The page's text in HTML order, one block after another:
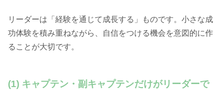
リーダーは「経験を通じて成長する」ものです。小さな成
功体験を積み重ねながら、自信をつける機会を意図的に作
ることが大切です。
(1) キャプテン・副キャプテンだけがリーダーで